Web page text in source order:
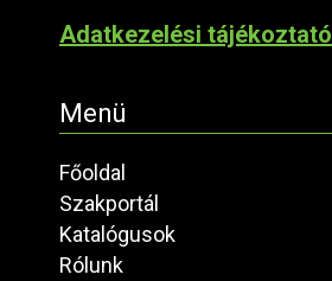
Adatkezelési tájékoztató
Menü
Főoldal
Szakportál
Katalógusok
Rólunk